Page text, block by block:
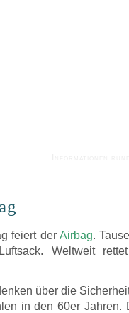
feiert der Airbag.
Weltweit
über die
in den 60er Jahren.